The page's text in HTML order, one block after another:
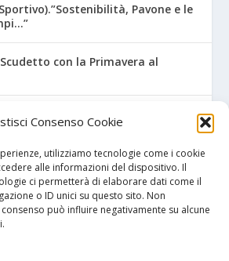
Consenso Cookie
utilizziamo tecnologie come i cookie
alle informazioni del dispositivo. Il
ci permetterà di elaborare dati come il
o ID unici su questo sito. Non
può influire negativamente su alcune
Pavone e le
Scudetto con la Primavera al
da Gianluca Torma! Il Vivaio
Watford